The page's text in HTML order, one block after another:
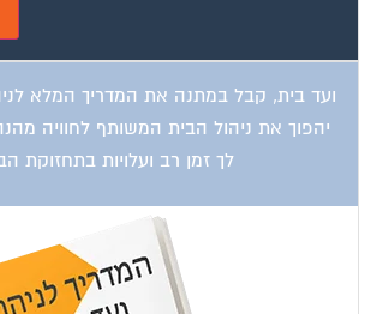
ועד בית, קבל במתנה את המדריך המלא
יהפוך את ניהול הבית המשותף לחוויה
לך זמן רב ועלויות בתחזוקת